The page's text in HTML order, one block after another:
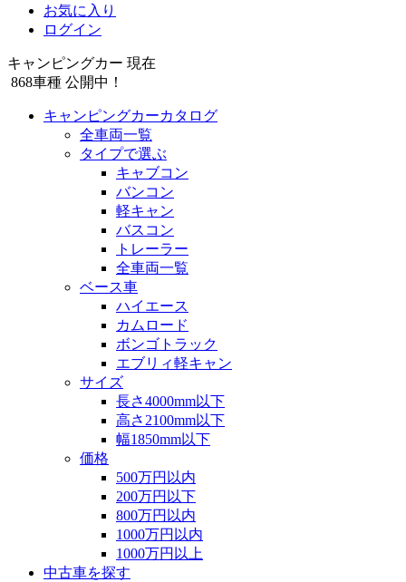
お気に入り
ログイン
キャンピングカー 現在
868車種 公開中！
キャンピングカーカタログ
全車両一覧
タイプで選ぶ
キャブコン
バンコン
軽キャン
バスコン
トレーラー
全車両一覧
ベース車
ハイエース
カムロード
ボンゴトラック
エブリィ軽キャン
サイズ
長さ4000mm以下
高さ2100mm以下
幅1850mm以下
価格
500万円以内
200万円以下
800万円以内
1000万円以内
1000万円以上
中古車を探す